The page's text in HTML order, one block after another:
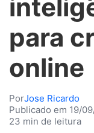
para
online
PorJose Ricardo
Publicado em 19/
23 min de leitura